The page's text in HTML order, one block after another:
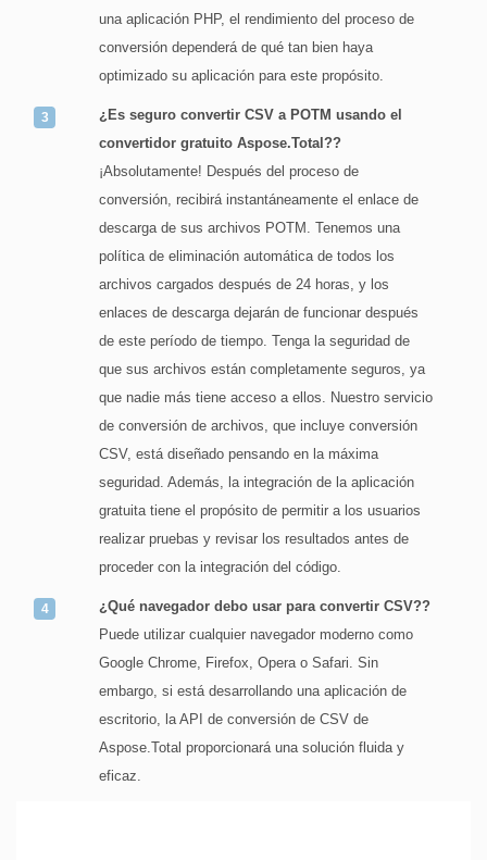
una aplicación PHP, el rendimiento del proceso de
conversión dependerá de qué tan bien haya
optimizado su aplicación para este propósito.
¿Es seguro convertir CSV a POTM usando el
convertidor gratuito Aspose.Total??
¡Absolutamente! Después del proceso de
conversión, recibirá instantáneamente el enlace de
descarga de sus archivos POTM. Tenemos una
política de eliminación automática de todos los
archivos cargados después de 24 horas, y los
enlaces de descarga dejarán de funcionar después
de este período de tiempo. Tenga la seguridad de
que sus archivos están completamente seguros, ya
que nadie más tiene acceso a ellos. Nuestro servicio
de conversión de archivos, que incluye conversión
CSV, está diseñado pensando en la máxima
seguridad. Además, la integración de la aplicación
gratuita tiene el propósito de permitir a los usuarios
realizar pruebas y revisar los resultados antes de
proceder con la integración del código.
¿Qué navegador debo usar para convertir CSV??
Puede utilizar cualquier navegador moderno como
Google Chrome, Firefox, Opera o Safari. Sin
embargo, si está desarrollando una aplicación de
escritorio, la API de conversión de CSV de
Aspose.Total proporcionará una solución fluida y
eficaz.